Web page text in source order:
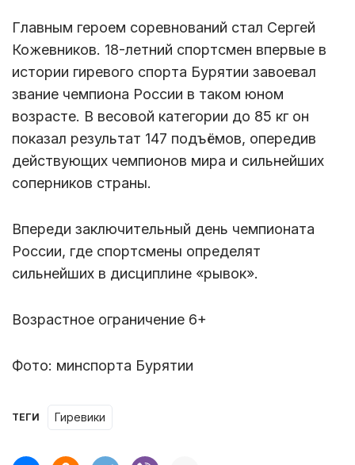
Главным героем соревнований стал Сергей
Кожевников. 18-летний спортсмен впервые в
истории гиревого спорта Бурятии завоевал
звание чемпиона России в таком юном
возрасте. В весовой категории до 85 кг он
показал результат 147 подъёмов, опередив
действующих чемпионов мира и сильнейших
соперников страны.
Впереди заключительный день чемпионата
России, где спортсмены определят
сильнейших в дисциплине «рывок».
Возрастное ограничение 6+
Фото: минспорта Бурятии
ТЕГИ гиревики